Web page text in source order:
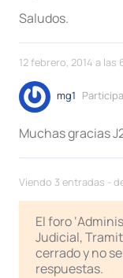
Saludos.
12 febrero, 2014 a las
mg1
Muchas gracias
Viendo 3 entradas -
El foro
Judicial,
cerrado y no
respuestas.